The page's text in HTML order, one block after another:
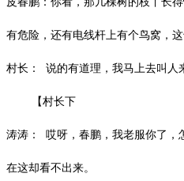
有危险，还有电线杆上有个鸟窝，这
村长： 说的有道理，我马上去叫人
【村长下
涛涛： 哎呀，春鹏，我老服你了，
在这却看不出来。